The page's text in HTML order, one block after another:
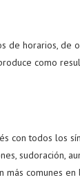
de horarios,
como
con todos los
sudoración,
más comunes